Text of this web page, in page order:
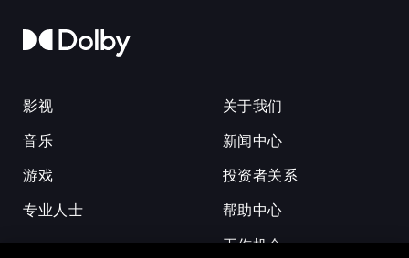
影视
音乐
游戏
专业人士
关于我们
新闻中心
投资者关系
帮助中心
工作机会